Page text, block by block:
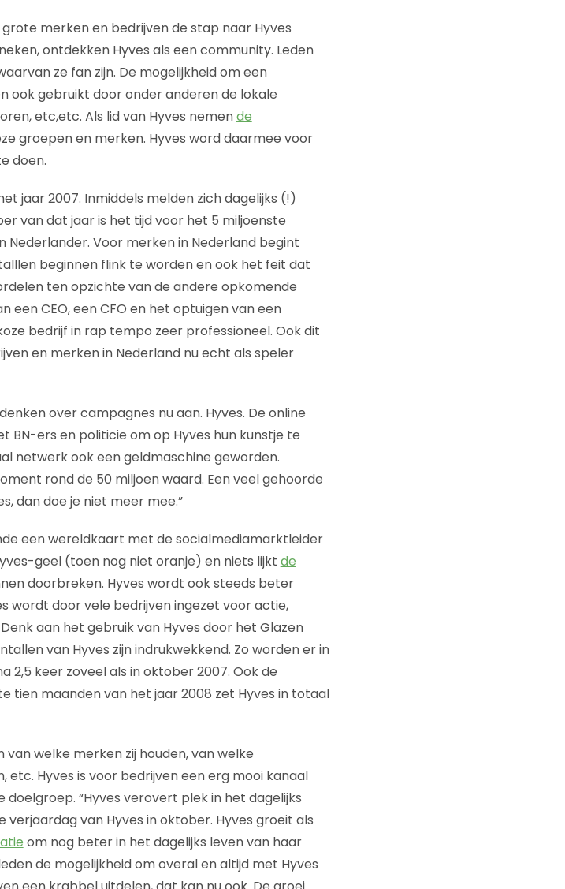
merken en bedrijven de stap naar Hyves
ontdekken Hyves als een community. Leden
ze fan zijn. De mogelijkheid om een
ook gebruikt door onder anderen de lokale
etc,etc. Als lid van Hyves nemende
groepen en merken. Hyves word daarmee voor
doen.
jaar 2007. Inmiddels melden zich dagelijks (!)
van dat jaar is het tijd voor het 5 miljoenste
Nederlander. Voor merken in Nederland begint
beginnen flink te worden en ook het feit dat
ten opzichte van de andere opkomende
CEO, een CFO en het optuigen van een
bedrijf in rap tempo zeer professioneel. Ook dit
en merken in Nederland nu echt als speler
over campagnes nu aan. Hyves. De online
BN-ers en politicie om op Hyves hun kunstje te
netwerk ook een geldmaschine geworden.
rond de 50 miljoen waard. Een veel gehoorde
dan doe je niet meer mee.”
een wereldkaart met de socialmediamarktleider
geel (toen nog niet oranje) en niets lijkt de
doorbreken. Hyves wordt ook steeds beter
wordt door vele bedrijven ingezet voor actie,
aan het gebruik van Hyves door het Glazen
van Hyves zijn indrukwekkend. Zo worden er in
2,5 keer zoveel als in oktober 2007. Ook de
tien maanden van het jaar 2008 zet Hyves in totaal
van welke merken zij houden, van welke
etc. Hyves is voor bedrijven een erg mooi kanaal
“Hyves verovert plek in het dagelijks
van Hyves in oktober. Hyves groeit als
om nog beter in het dagelijks leven van haar
de mogelijkheid om overal en altijd met Hyves